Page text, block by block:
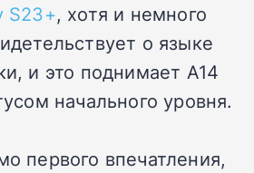
S23+, хотя и немного
о языке
и это поднимает A14
начального уровня.
первого впечатления,